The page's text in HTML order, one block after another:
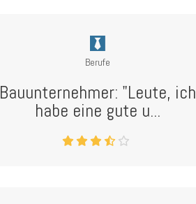
Berufe
Bauunternehmer: "Leute, ich
habe eine gute u...